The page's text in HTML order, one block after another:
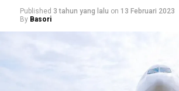
Published 3 tahun yang lalu on 13 Februari 2023
By Basori